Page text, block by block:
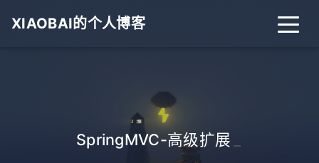
XIAOBAI的个人博客
SpringMVC-高级扩展